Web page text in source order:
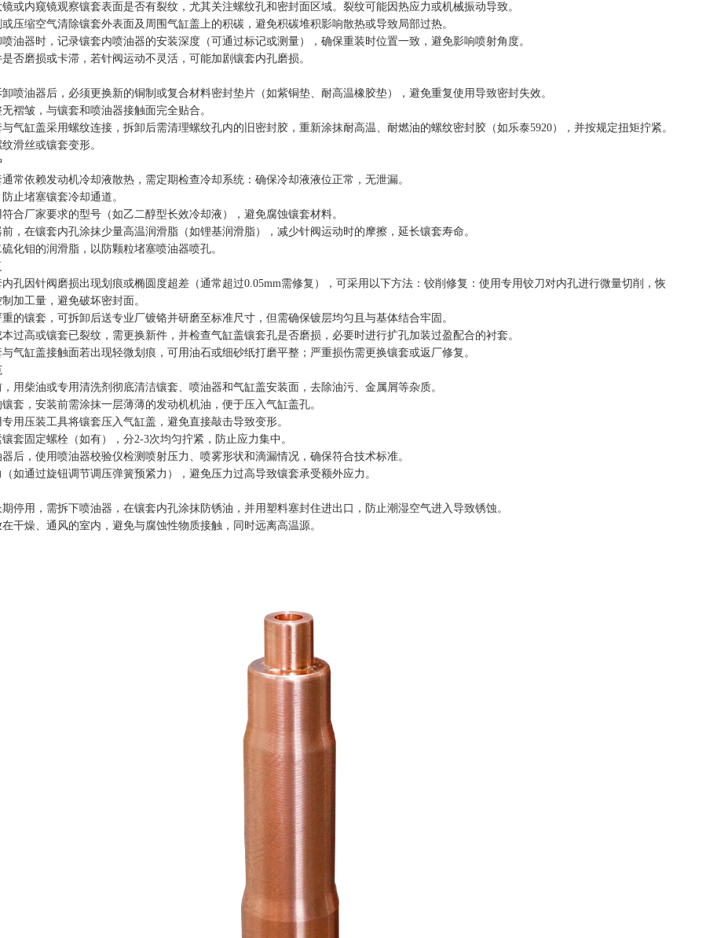
或内窥镜观察镶套表面是否有裂纹，尤其关注螺纹孔和密封面区域。裂纹可能因热应力或机械振动导致。
压缩空气清除镶套外表面及周围气缸盖上的积碳，避免积碳堆积影响散热或导致局部过热。
油器时，记录镶套内喷油器的安装深度（可通过标记或测量），确保重装时位置一致，避免影响喷射角度。
否磨损或卡滞，若针阀运动不灵活，可能加剧镶套内孔磨损。
喷油器后，必须更换新的铜制或复合材料密封垫片（如紫铜垫、耐高温橡胶垫），避免重复使用导致密封失效。
褶皱，与镶套和喷油器接触面完全贴合。
气缸盖采用螺纹连接，拆卸后需清理螺纹孔内的旧密封胶，重新涂抹耐高温、耐燃油的螺纹密封胶（如乐泰5920），并按规定扭矩拧紧。
滑丝或镶套变形。
常依赖发动机冷却液散热，需定期检查冷却系统：确保冷却液液位正常，无泄漏。
止堵塞镶套冷却通道。
合厂家要求的型号（如乙二醇型长效冷却液），避免腐蚀镶套材料。
，在镶套内孔涂抹少量高温润滑脂（如锂基润滑脂），减少针阀运动时的摩擦，延长镶套寿命。
化钼的润滑脂，以防颗粒堵塞喷油器喷孔。
孔因针阀磨损出现划痕或椭圆度超差（通常超过0.05mm需修复），可采用以下方法：铰削修复：使用专用铰刀对内孔进行微量切削，恢
加工量，避免破坏密封面。
的镶套，可拆卸后送专业厂镀铬并研磨至标准尺寸，但需确保镀层均匀且与基体结合牢固。
过高或镶套已裂纹，需更换新件，并检查气缸盖镶套孔是否磨损，必要时进行扩孔加装过盈配合的衬套。
气缸盖接触面若出现轻微划痕，可用油石或细砂纸打磨平整；严重损伤需更换镶套或返厂修复。
用柴油或专用清洗剂彻底清洁镶套、喷油器和气缸盖安装面，去除油污、金属屑等杂质。
套，安装前需涂抹一层薄薄的发动机机油，便于压入气缸盖孔。
用压装工具将镶套压入气缸盖，避免直接敲击导致变形。
套固定螺栓（如有），分2-3次均匀拧紧，防止应力集中。
后，使用喷油器校验仪检测喷射压力、喷雾形状和滴漏情况，确保符合技术标准。
如通过旋钮调节调压弹簧预紧力），避免压力过高导致镶套承受额外应力。
停用，需拆下喷油器，在镶套内孔涂抹防锈油，并用塑料塞封住进出口，防止潮湿空气进入导致锈蚀。
干燥、通风的室内，避免与腐蚀性物质接触，同时远离高温源。